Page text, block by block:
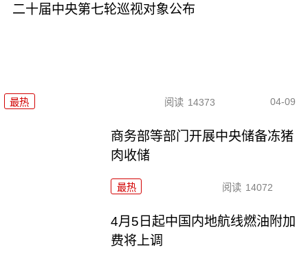
二十届中央第七轮巡视对象公布
最热 阅读 14373 04-09
商务部等部门开展中央储备冻猪
肉收储
最热 阅读 14072
4月5日起中国内地航线燃油附加
费将上调